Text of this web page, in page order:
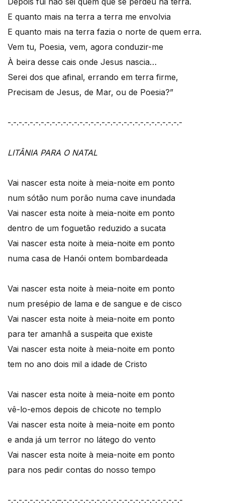
E quanto mais na terra a terra me envolvia
E quanto mais na terra fazia o norte de quem erra.
Vem tu, Poesia, vem, agora conduzir-me
À beira desse cais onde Jesus nascia…
Serei dos que afinal, errando em terra firme,
Precisam de Jesus, de Mar, ou de Poesia?”
-.-.-.-.-.-.-.-.-.-.-.-.-.-.-.-.-.-.-.-.-.-.-.-.-.-.-.-.-.-.-.-
LITÂNIA PARA O NATAL
Vai nascer esta noite à meia-noite em ponto
num sótão num porão numa cave inundada
Vai nascer esta noite à meia-noite em ponto
dentro de um foguetão reduzido a sucata
Vai nascer esta noite à meia-noite em ponto
numa casa de Hanói ontem bombardeada
Vai nascer esta noite à meia-noite em ponto
num presépio de lama e de sangue e de cisco
Vai nascer esta noite à meia-noite em ponto
para ter amanhã a suspeita que existe
Vai nascer esta noite à meia-noite em ponto
tem no ano dois mil a idade de Cristo
Vai nascer esta noite à meia-noite em ponto
vê-lo-emos depois de chicote no templo
Vai nascer esta noite à meia-noite em ponto
e anda já um terror no látego do vento
Vai nascer esta noite à meia-noite em ponto
para nos pedir contas do nosso tempo
-.-.-.-.-.-.-.-.-.–.-.-.-.-.-.-.-.-.-.-.-.-.-.-.-.-.-.-.-.-.-.-